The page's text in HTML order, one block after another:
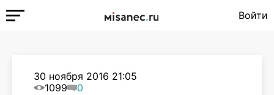
Войти
30 ноября 2016 21:05
1099
0